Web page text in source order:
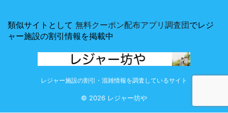
類似サイトとして 無料クーポン配布アプリ調査団でレジ
ャー施設の割引情報を掲載中
レジャー施設の割引・混雑情報を調査しているサイト
© 2026 レジャー坊や